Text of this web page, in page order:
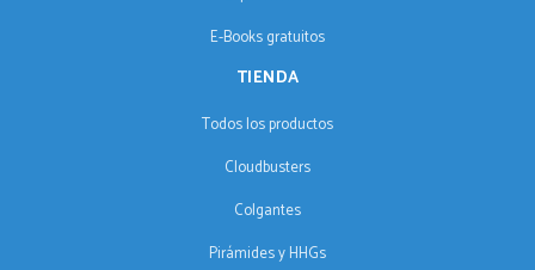
E-Books gratuitos
TIENDA
Todos los productos
Cloudbusters
Colgantes
Pirámides y HHGs